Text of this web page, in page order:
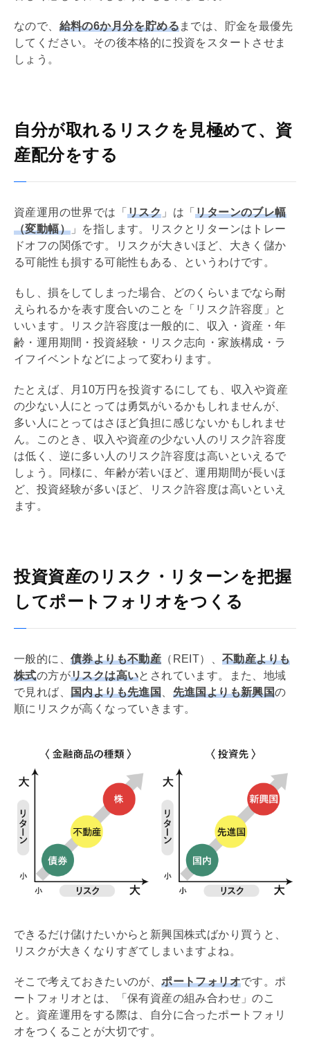
なので、 給料の6か月分を貯めるまでは、貯金を最優先
してください。その後本格的に投資をスタートさせま
しょう。
自分が取れるリスクを見極めて、資
産配分をする
資産運用の世界では「 リスク 」は「リターンのブレ幅
（変動幅） 」を指します。リスクとリターンはトレー
ドオフの関係です。リスクが大きいほど、大きく儲か
る可能性も損する可能性もある、というわけです。
もし、損をしてしまった場合、どのくらいまでなら耐
えられるかを表す度合いのことを「リスク許容度」と
いいます。リスク許容度は一般的に、収入・資産・年
齢・運用期間・投資経験・リスク志向・家族構成・ラ
イフイベントなどによって変わります。
たとえば、月10万円を投資するにしても、収入や資産
の少ない人にとっては勇気がいるかもしれませんが、
多い人にとってはさほど負担に感じないかもしれませ
ん。このとき、収入や資産の少ない人のリスク許容度
は低く、逆に多い人のリスク許容度は高いといえるで
しょう。同様に、年齢が若いほど、運用期間が長いほ
ど、投資経験が多いほど、リスク許容度は高いといえ
ます。
投資資産のリスク・リターンを把握
してポートフォリオをつくる
一般的に、 債券よりも不動産 （REIT）、不動産よりも
株式の方がリスクは高いとされています。また、地域
で見れば、 国内よりも先進国 先進国よりも新興国の
順にリスクが高くなっていきます。
できるだけ儲けたいからと新興国株式ばかり買うと、
リスクが大きくなりすぎてしまいますよね。
そこで考えておきたいのが、ポートフォリオです。ポ
ートフォリオとは、「保有資産の組み合わせ」のこ
と。資産運用をする際は、自分に合ったポートフォリ
オをつくることが大切です。